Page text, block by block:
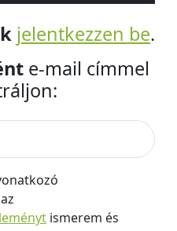
jelentkezzen be.
e-mail címmel
ismerem és